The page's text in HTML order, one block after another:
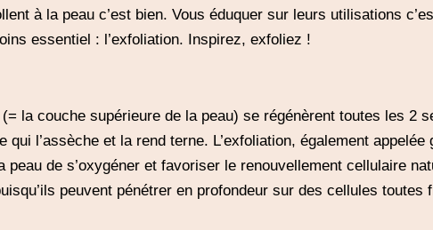
à la peau c’est bien. Vous éduquer sur leurs utilisations
essentiel : l’exfoliation. Inspirez, exfoliez !
la couche supérieure de la peau) se régénèrent toutes les 2
l’assèche et la rend terne. L’exfoliation, également appelée
de s’oxygéner et favoriser le renouvellement cellulaire
peuvent pénétrer en profondeur sur des cellules